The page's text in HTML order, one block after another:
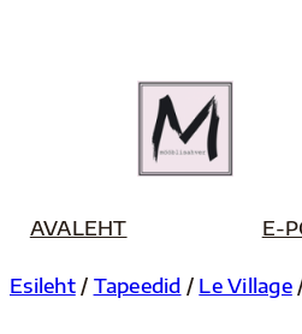
AVALEHT E-
Esileht/ Tapeedid / Le Village